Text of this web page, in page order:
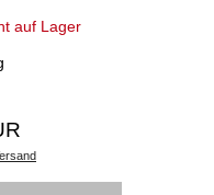
auf Lager